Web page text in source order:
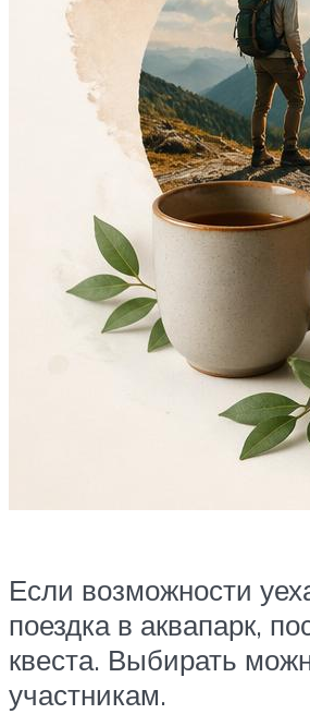
Если возможности
поездка в аквапарк,
квеста. Выбирать
участникам.